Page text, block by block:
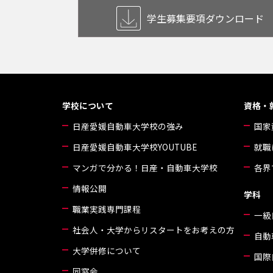
学生募集要項ダウンロード
学校について
日産愛媛自動車大学校の強み
日産愛媛自動車大学校YOUTUBE
マンガで分かる！日産・自動車大学校
情報公開
職業実践専門課程
社会人・大学からリスタートをお考えの方
大学併修について
資格・
国
就
各
学科
一
自
国